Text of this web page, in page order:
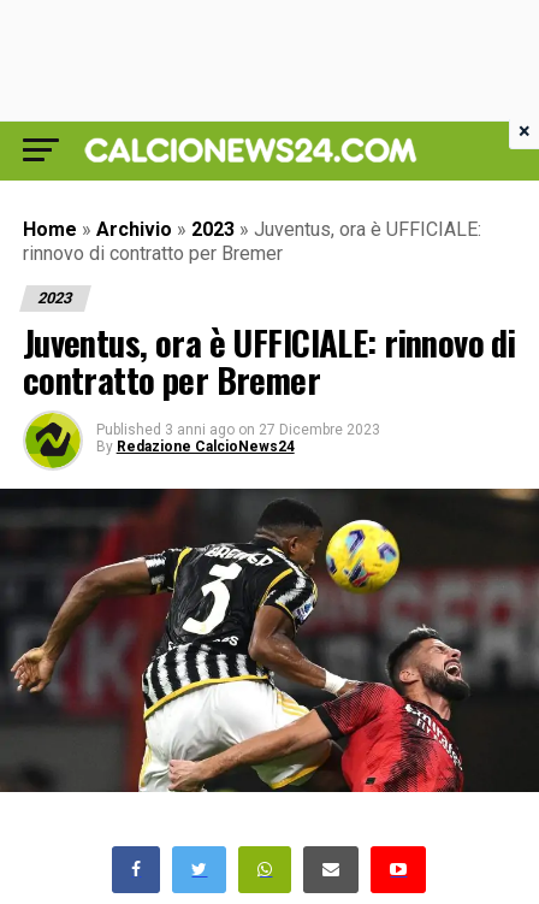
Home » Archivio » 2023 » Juventus, ora è UFFICIALE:
rinnovo di contratto per Bremer
2023
Juventus, ora è UFFICIALE: rinnovo di
contratto per Bremer
Published 3 anni ago on 27 Dicembre 2023
By Redazione CalcioNews24
×